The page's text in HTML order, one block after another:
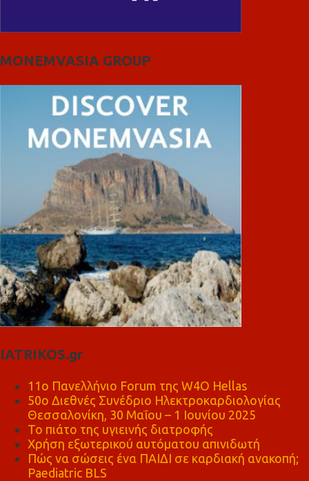
MONEMVASIA GROUP
IATRIKOS.gr
11ο Πανελλήνιο Forum της W4O Hellas
50ο Διεθνές Συνέδριο Ηλεκτροκαρδιολογίας
Θεσσαλονίκη, 30 Μαΐου – 1 Ιουνίου 2025
Το πιάτο της υγιεινής διατροφής
Χρήση εξωτερικού αυτόματου απινιδωτή
Πώς να σώσεις ένα ΠΑΙΔΙ σε καρδιακή ανακοπή;
Paediatric BLS